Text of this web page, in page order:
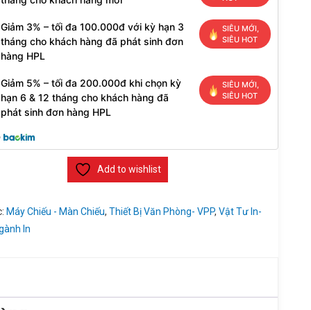
Giảm 3% – tối đa 100.000đ với kỳ hạn 3
tháng cho khách hàng đã phát sinh đơn
hàng HPL
SIÊU MỚI,
SIÊU HOT
Giảm 5% – tối đa 200.000đ khi chọn kỳ
hạn 6 & 12 tháng cho khách hàng đã
phát sinh đơn hàng HPL
SIÊU MỚI,
SIÊU HOT
Add to wishlist
Máy Chiếu - Màn Chiếu, Thiết Bị Văn Phòng- VPP, Vật Tư In-
In